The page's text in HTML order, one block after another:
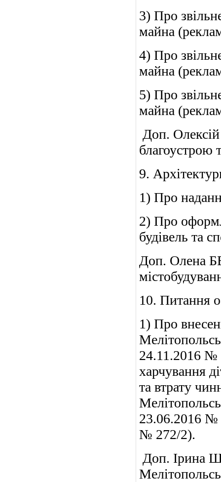
3) Про
майна
4) Про
майна
5) Про
майна
Доп.
благоустрою
9.
1) Про
2) Про
будівель та
Доп. Олена
10. Питання
1) Про
24.11.2016 №
харчування
та втрату
23.06.2016 №
№ 272/2).
Доп. Ірина